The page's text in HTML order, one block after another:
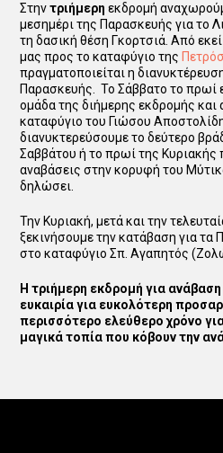
Στηντριήμερη εκδρομή
μεσημέρι της Παρασκευής για το
τη δασική θέση Γκορτσιά. Από
μας προς το καταφύγιο της
πραγματοποιείται η
Παρασκευής. Το Σάββατο το πρωί
ομάδα της διήμερης εκδρομής και
καταφύγιο του Γιώσου
διανυκτερεύσουμε το δεύτερο
Σαββάτου ή το πρωί της Κυριακής
αναβάσεις στην κορυφή του
δηλώσει.
Την Κυριακή, μετά και την
ξεκινήσουμε την κατάβαση για τα
στο καταφύγιο Σπ. Αγαπητός
Η τριήμερη εκδρομή για
ευκαιρία για ευκολότερη
περισσότερο ελεύθερο χρόνο
μαγικά τοπία που κόβουν την